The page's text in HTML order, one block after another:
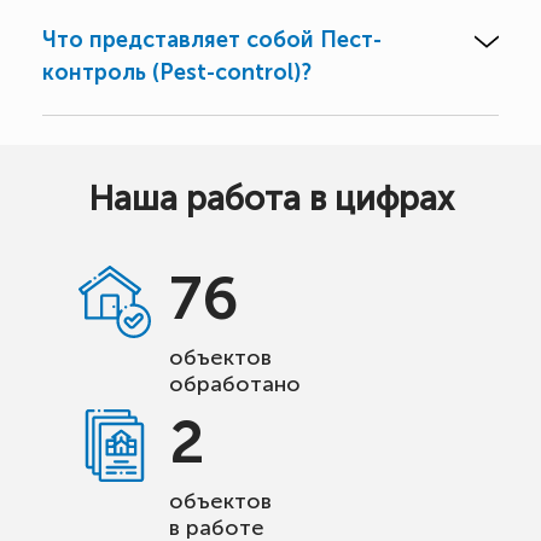
Что представляет собой Пест-
контроль (Pest-control)?
Наша работа в цифрах
76
объектов
обработано
2
объектов
в работе